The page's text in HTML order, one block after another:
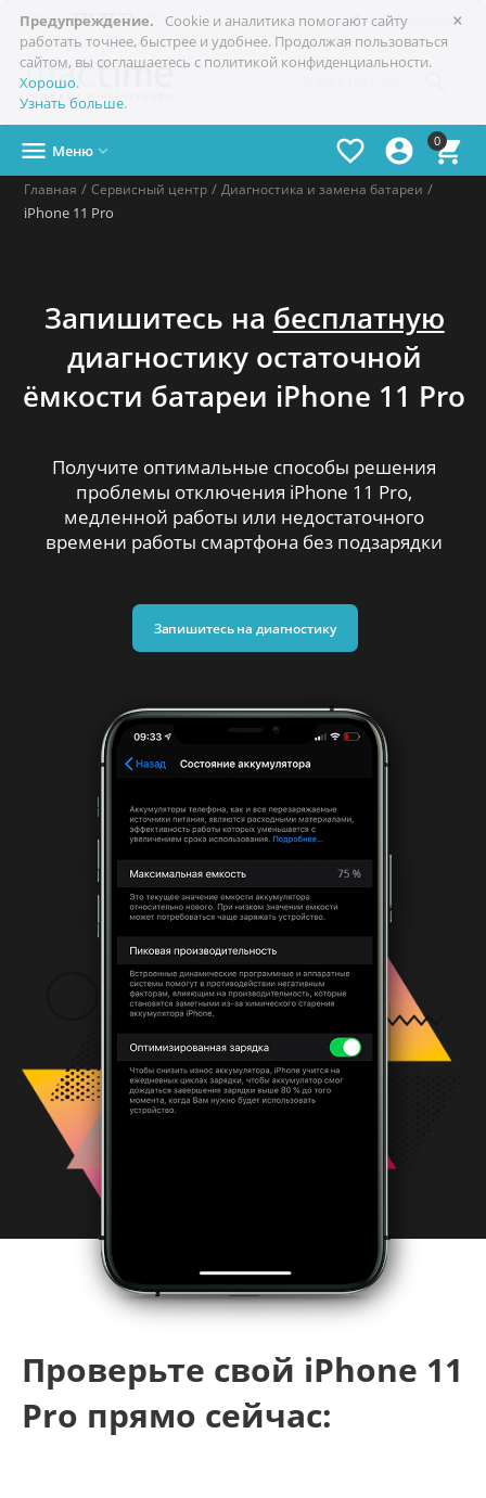
×
Предупреждение.
Cookie и аналитика помогают сайту
работать точнее, быстрее и удобнее. Продолжая пользоваться
сайтом, вы соглашаетесь с политикой конфиденциальности.
Хорошо.
Узнать больше.
Симферополь
+7(978)773-77-77 
0



 Меню 
Главная / Сервисный центр / Диагностика и замена батареи /
iPhone 11 Pro
Запишитесь на бесплатную
диагностику остаточной
ёмкости батареи iPhone 11 Pro
Получите оптимальные способы решения
проблемы отключения iPhone 11 Pro,
медленной работы или недостаточного
времени работы смартфона без подзарядки
Запишитесь на диагностику
Проверьте свой iPhone 11
Pro прямо сейчас: